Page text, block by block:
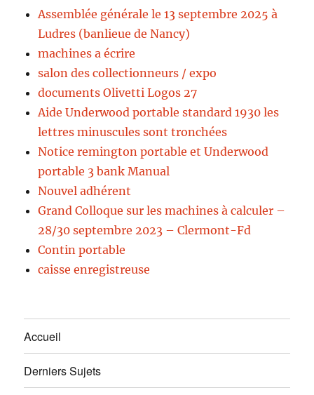
Assemblée générale le 13 septembre 2025 à
Ludres (banlieue de Nancy)
machines a écrire
salon des collectionneurs / expo
documents Olivetti Logos 27
Aide Underwood portable standard 1930 les
lettres minuscules sont tronchées
Notice remington portable et Underwood
portable 3 bank Manual
Nouvel adhérent
Grand Colloque sur les machines à calculer –
28/30 septembre 2023 – Clermont-Fd
Contin portable
caisse enregistreuse
Accueil
Derniers Sujets